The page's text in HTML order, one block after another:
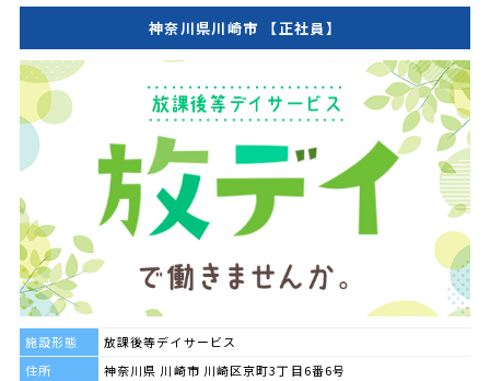
神奈川県川崎市 【正社員】
施設形態
放課後等デイサービス
住所
神奈川県 川崎市 川崎区京町3丁目6番6号